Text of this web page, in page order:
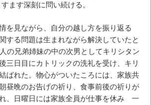
ます深刻に問い続ける。
を見ながら、自分の越し方を振り返る
する問題は生まれながら解決していたと
の兄弟姉妹の中の次男としてキリシタン
三日目にカトリックの洗礼を受け、キリ
ばれた。物心がついたころには、家族共
昼晩のお告げの祈り、食事前後の祈りが
、日曜日には家族全員が仕事を休み 一